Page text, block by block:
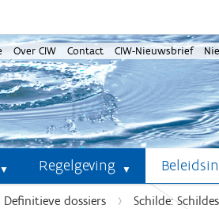
Over CIW Contact CIW-Nieuwsbrief
Regelgeving
Definitieve dossiers
Schilde: